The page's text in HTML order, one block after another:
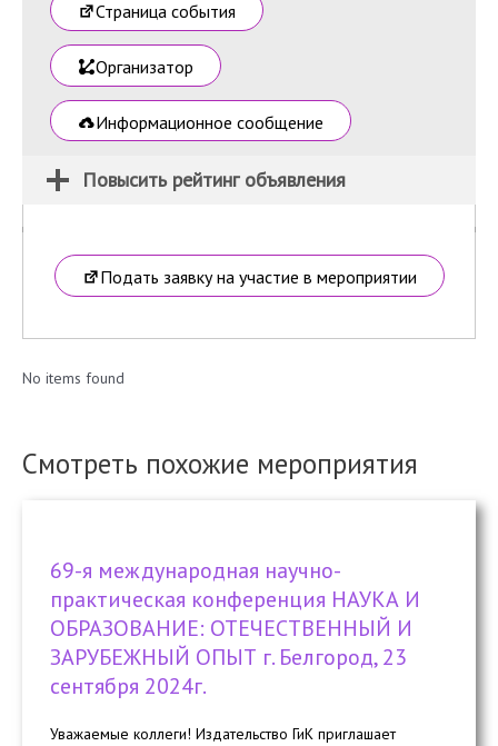
Страница события
Организатор
Информационное сообщение
Повысить рейтинг объявления
Подать заявку на участие в мероприятии
No items found
Смотреть похожие мероприятия
69-я международная научно-
практическая конференция НАУКА И
ОБРАЗОВАНИЕ: ОТЕЧЕСТВЕННЫЙ И
ЗАРУБЕЖНЫЙ ОПЫТ г. Белгород, 23
сентября 2024г.
Уважаемые коллеги! Издательство ГиК приглашает